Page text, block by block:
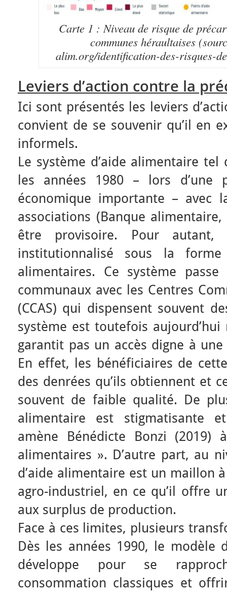
Carte 1 : Niveau de risque de
communes héraultaises
alim.org/identification-des-risques-
Leviers d’action contre la
Ici sont présentés les leviers
convient de se souvenir qu’il en
informels.
Le système d’aide alimentaire tel
les années 1980 – lors d’une
économique importante – avec
associations (Banque
être provisoire. Pour
institutionnalisé sous la
alimentaires. Ce système
communaux avec les Centres
(CCAS) qui dispensent souvent
système est toutefois
garantit pas un accès digne à
En effet, les bénéficiaires de
des denrées qu’ils obtiennent et
souvent de faible qualité. De
alimentaire est stigmatisante
amène Bénédicte Bonzi (2019)
alimentaires ». D’autre part, au
d’aide alimentaire est un maillon
agro-industriel, en ce qu’il offre
aux surplus de production.
Face à ces limites, plusieurs
Dès les années 1990, le modèle
développe pour se
consommation classiques et